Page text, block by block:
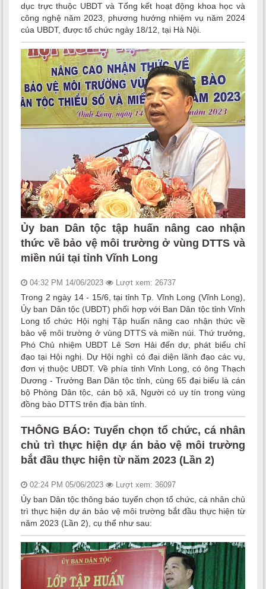
dục trực thuộc UBDT và Tổng kết hoạt động khoa học và
công nghệ năm 2023, phương hướng nhiệm vụ năm 2024
của UBDT, được tổ chức ngày 18/12, tại Hà Nội.
Ủy ban Dân tộc tập huấn nâng cao nhận
thức về bảo vệ môi trường ở vùng DTTS và
miền núi tại tỉnh Vĩnh Long
04:32 PM 14/06/2023 Lượt xem: 26737
Trong 2 ngày 14 - 15/6, tại tỉnh Tp. Vĩnh Long (Vĩnh Long),
Ủy ban Dân tộc (UBDT) phối hợp với Ban Dân tộc tỉnh Vĩnh
Long tổ chức Hội nghị Tập huấn nâng cao nhận thức về
bảo vệ môi trường ở vùng DTTS và miền núi. Thứ trưởng,
Phó Chủ nhiệm UBDT Lê Sơn Hải đến dự, phát biểu chỉ
đạo tại Hội nghị. Dự Hội nghì có đại diện lãnh đạo các vụ,
đơn vị thuộc UBDT. Về phía tỉnh Vĩnh Long, có ông Thạch
Dương - Trưởng Ban Dân tộc tỉnh, cùng 65 đại biểu là cán
bộ Phòng Dân tộc, cán bộ xã, Người có uy tín trong vùng
đồng bào DTTS trên địa bàn tỉnh.
THÔNG BÁO: Tuyển chọn tổ chức, cá nhân
chủ trì thực hiện dự án bảo vệ môi trường
bắt đầu thực hiện từ năm 2023 (Lần 2)
02:24 PM 05/06/2023 Lượt xem: 36097
Ủy ban Dân tộc thông báo tuyển chọn tổ chức, cá nhân chủ
trì thực hiện dự án bảo vệ môi trường bắt đầu thực hiện từ
năm 2023 (Lần 2), cụ thể như sau: